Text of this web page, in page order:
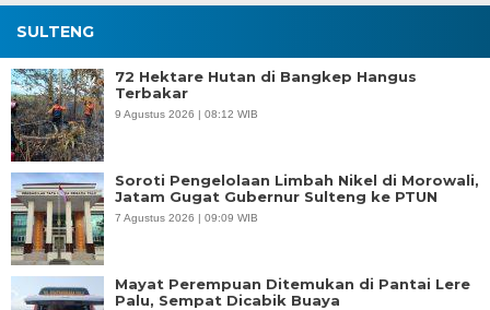
SULTENG
72 Hektare Hutan di Bangkep Hangus
Terbakar
9 Agustus 2026 | 08:12 WIB
Soroti Pengelolaan Limbah Nikel di Morowali,
Jatam Gugat Gubernur Sulteng ke PTUN
7 Agustus 2026 | 09:09 WIB
Mayat Perempuan Ditemukan di Pantai Lere
Palu, Sempat Dicabik Buaya